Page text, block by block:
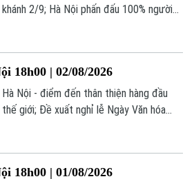
khánh 2/9; Hà Nội phấn đấu 100% người
18h00 | 02/08/2026
Hà Nội - điểm đến thân thiện hàng đầu
thế giới; Đề xuất nghỉ lễ Ngày Văn hóa
bản tin hôm nay.
18h00 | 01/08/2026